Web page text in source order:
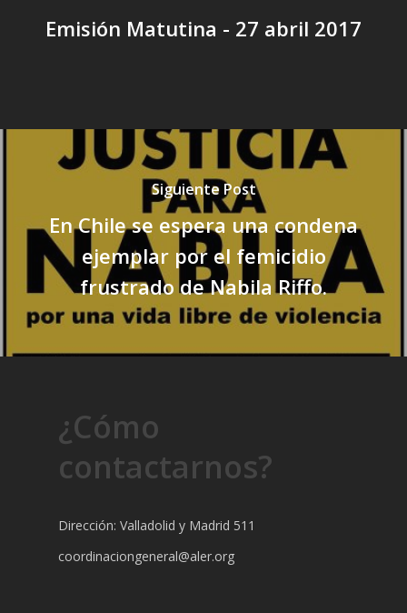
Emisión Matutina - 27 abril 2017
Siguiente Post
En Chile se espera una condena
ejemplar por el femicidio
frustrado de Nabila Riffo.
¿Cómo
contactarnos?
Dirección: Valladolid y Madrid 511
coordinaciongeneral@aler.org